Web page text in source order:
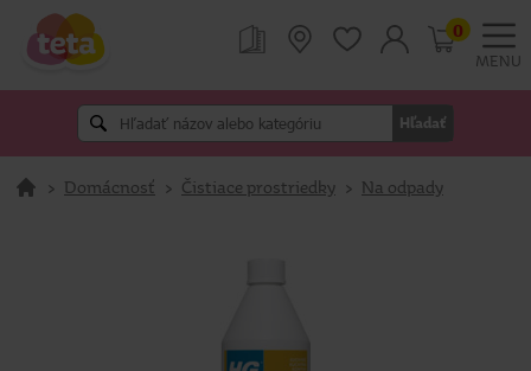
MENU
Hľadať
0
> Domácnosť > Čistiace prostriedky > Na odpady